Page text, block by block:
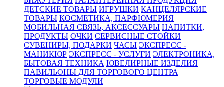
ДЕТСКИЕ ТОВАРЫ ИГРУШКИ КАНЦЕЛЯРСКИЕ
ТОВАРЫ КОСМЕТИКА, ПАРФЮМЕРИЯ
МОБИЛЬНАЯ СВЯЗЬ, АКСЕССУАРЫ НАПИТКИ,
ПРОДУКТЫ ОЧКИ СЕРВИСНЫЕ СТОЙКИ
СУВЕНИРЫ, ПОДАРКИ ЧАСЫ ЭКСПРЕСС -
МАНИКЮР ЭКСПРЕСС - УСЛУГИ ЭЛЕКТРОНИКА,
БЫТОВАЯ ТЕХНИКА ЮВЕЛИРНЫЕ ИЗДЕЛИЯ
ПАВИЛЬОНЫ ДЛЯ ТОРГОВОГО ЦЕНТРА
ТОРГОВЫЕ МОДУЛИ